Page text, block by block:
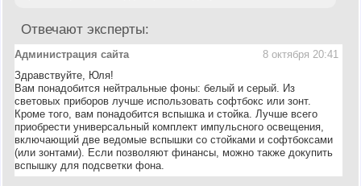
Отвечают эксперты:
Администрация сайта
8 октября 20:41
Здравствуйте, Юля!
Вам понадобится нейтральные фоны: белый и серый. Из
световых приборов лучше использовать софтбокс или зонт.
Кроме того, вам понадобится вспышка и стойка. Лучше всего
приобрести универсальный комплект импульсного освещения,
включающий две ведомые вспышки со стойками и софтбоксами
(или зонтами). Если позволяют финансы, можно также докупить
вспышку для подсветки фона.